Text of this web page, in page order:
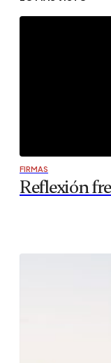
FIRMAS
Reflexión